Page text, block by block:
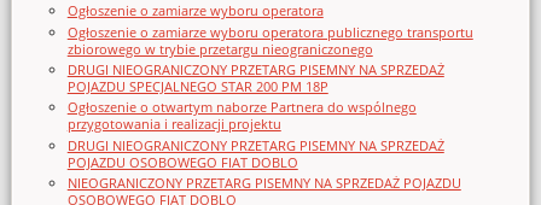
Ogłoszenie o zamiarze wyboru operatora
Ogłoszenie o zamiarze wyboru operatora publicznego transportu
zbiorowego w trybie przetargu nieograniczonego
DRUGI NIEOGRANICZONY PRZETARG PISEMNY NA SPRZEDAŻ
POJAZDU SPECJALNEGO STAR 200 PM 18P
Ogłoszenie o otwartym naborze Partnera do wspólnego
przygotowania i realizacji projektu
DRUGI NIEOGRANICZONY PRZETARG PISEMNY NA SPRZEDAŻ
POJAZDU OSOBOWEGO FIAT DOBLO
NIEOGRANICZONY PRZETARG PISEMNY NA SPRZEDAŻ POJAZDU
OSOBOWEGO FIAT DOBLO